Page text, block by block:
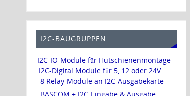
I2C-BAUGRUPPEN
I2C-IO-Module für Hutschienenmontage
I2C-Digital Module für 5, 12 oder 24V
8 Relay-Module an I2C-Ausgabekarte
BASCOM + I2C-Eingabe & Ausgabe